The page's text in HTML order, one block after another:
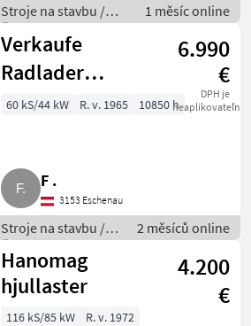
Stroje na stavbu /
Čelný nakladač
1 měsíc online
Verkaufe
Radlader
Hanomag
6.990
€
DPH je
neaplikovateľné
60 kS/44 kW R. v. 1965 10850 h
F .
3153 Eschenau
Stroje na stavbu /
Čelný nakladač
2 měsíců online
Hanomag
hjullaster
4.200
€
116 kS/85 kW
R. v. 1972